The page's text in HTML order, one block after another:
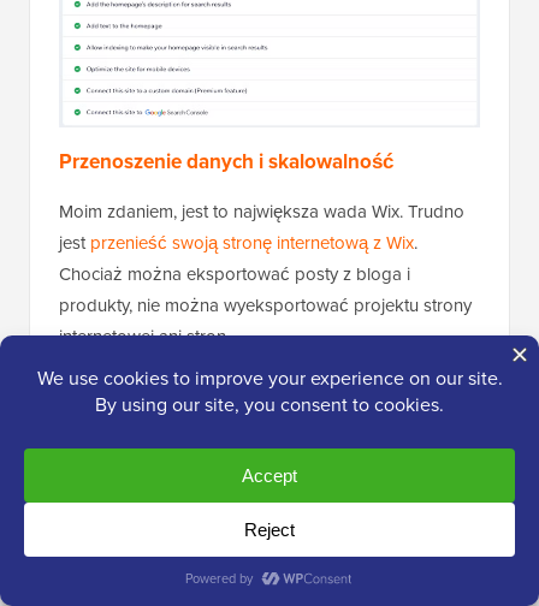
Przenoszenie danych i skalowalność
Moim zdaniem, jest to największa wada Wix. Trudno
jestprzenieść swoją stronę internetową z Wix.
Chociaż można eksportować posty z bloga i
produkty, nie można wyeksportować projektu strony
internetowej ani stron.
W zasadzie wynajmujesz swoją stronę internetową, a
Tworzy to wysoki poziom uzależnienia od dostawcy,
co po prostu oznacza, że bardzo trudno jest
przenieść swoją witrynę do innej usługi w
późniejszym czasie. Może to być poważny problem,